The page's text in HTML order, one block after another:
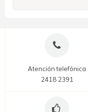
Atención telefónica
2418 2391